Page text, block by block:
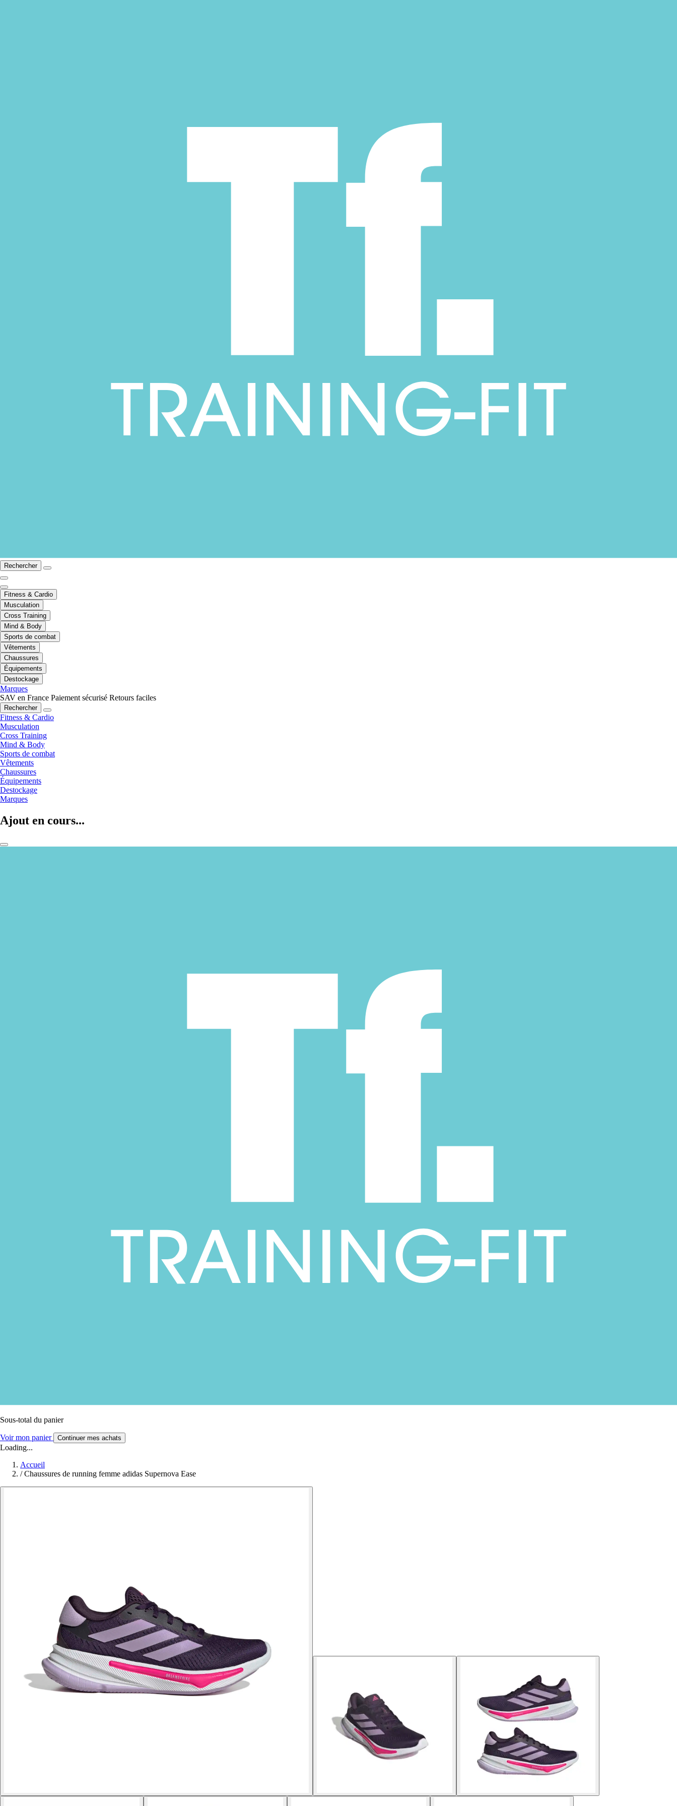
Rechercher
Fitness & Cardio
Musculation
Cross Training
Mind & Body
Sports de combat
Vêtements
Chaussures
Équipements
Destockage
Marques
SAV en France Paiement sécurisé Retours faciles
Rechercher
Fitness & Cardio
Musculation
Cross Training
Mind & Body
Sports de combat
Vêtements
Chaussures
Équipements
Destockage
Marques
Ajout en cours...
Sous-total du panier
Voir mon panier Continuer mes achats
Loading...
Accueil
/ Chaussures de running femme adidas Supernova Ease